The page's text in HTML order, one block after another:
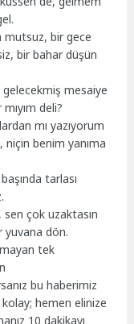
mutsuz, bir gece
bir bahar düşün
mesaiye
deli?
mı yazıyorum
benim yanıma
tarlası
sen çok uzaktasın
yuvana dön.
tek
bu haberimiz
hemen elinize
10 dakikayı